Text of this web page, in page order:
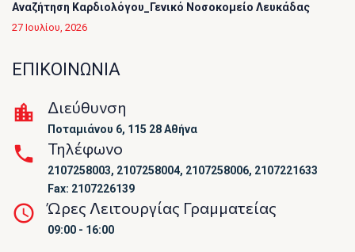
Αναζήτηση Καρδιολόγου_Γενικό Νοσοκομείο Λευκάδας
27 Ιουλίου, 2026
ΕΠΙΚΟΙΝΩΝΙΑ
Διεύθυνση
Ποταμιάνου 6, 115 28 Αθήνα
Τηλέφωνο
2107258003, 2107258004, 2107258006, 2107221633
Fax: 2107226139
Ώρες Λειτουργίας Γραμματείας
09:00 - 16:00